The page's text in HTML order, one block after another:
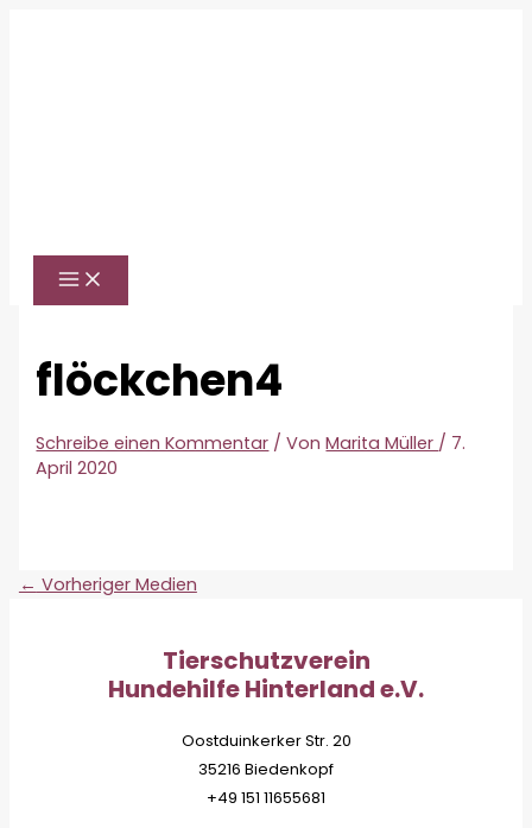
flöckchen4
Schreibe einen Kommentar / VonMarita Müller / 7.
April 2020
← Vorheriger Medien
Tierschutzverein
Hundehilfe Hinterland e.V.
Oostduinkerker Str. 20
35216 Biedenkopf
+49 151 11655681